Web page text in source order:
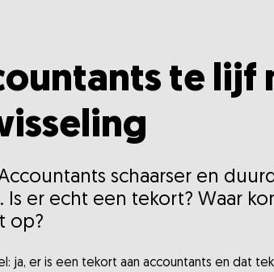
te lijf
schaarser en
er echt een tekort? Waar
op?
ja, er is een tekort aan accountants en dat